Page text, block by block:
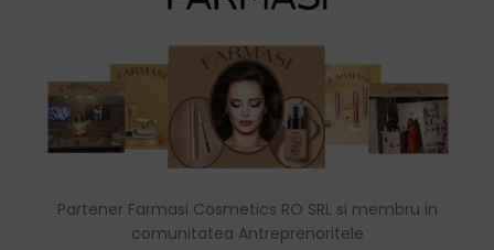
Partener Farmasi Cosmetics RO SRL si membru in
comunitatea Antreprenoritele